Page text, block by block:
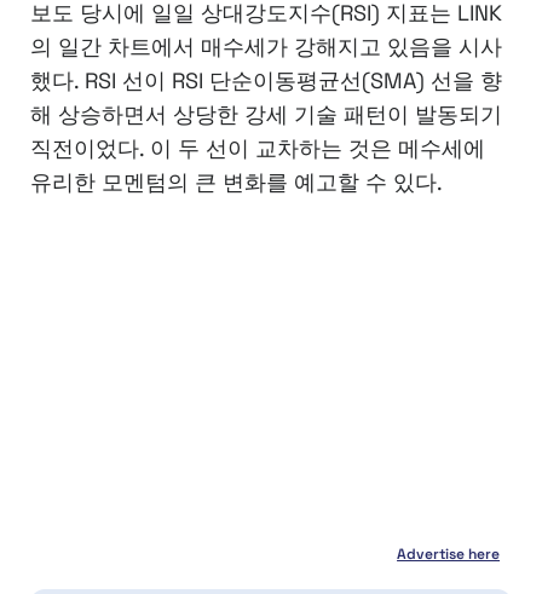
보도 당시에 일일 상대강도지수(RSI) 지표는 LINK
의 일간 차트에서 매수세가 강해지고 있음을 시사
했다. RSI 선이 RSI 단순이동평균선(SMA) 선을 향
해 상승하면서 상당한 강세 기술 패턴이 발동되기
직전이었다. 이 두 선이 교차하는 것은 메수세에
유리한 모멘텀의 큰 변화를 예고할 수 있다.
Advertise here